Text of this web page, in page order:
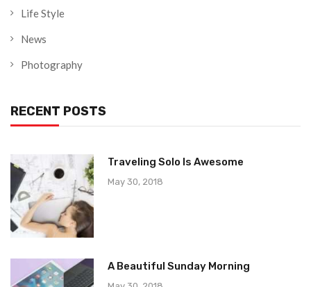
Life Style
News
Photography
RECENT POSTS
Traveling Solo Is Awesome
May 30, 2018
A Beautiful Sunday Morning